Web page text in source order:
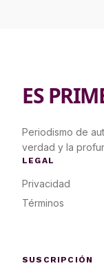
ES
Periodismo de
verdad y la
LEGAL
Privacidad
Términos
SUSCRIPCIÓN